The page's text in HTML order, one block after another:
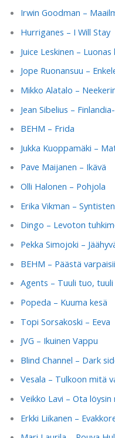
Irwin Goodman –
Hurriganes – I Will Stay
Juice Leskinen – Luonas
Jope Ruonansuu –
Mikko Alatalo –
Jean Sibelius –
BEHM – Frida
Jukka Kuoppamäki –
Pave Maijanen – Ikävä
Olli Halonen – Pohjola
Erika Vikman –
Dingo – Levoton
Pekka Simojoki –
BEHM – Päästä
Agents – Tuuli tuo, tuuli
Popeda – Kuuma kesä
Topi Sorsakoski – Eeva
JVG – Ikuinen Vappu
Blind Channel – Dark
Vesala – Tulkoon mitä
Veikko Lavi – Ota löysin
Erkki Liikanen –